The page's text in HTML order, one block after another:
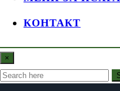
КОНТАКТ
×